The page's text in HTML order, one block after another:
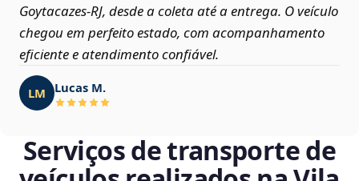
Goytacazes‑RJ, desde a coleta até a entrega. O veículo
chegou em perfeito estado, com acompanhamento
eficiente e atendimento confiável.
LM Lucas M.
Serviços de transporte de